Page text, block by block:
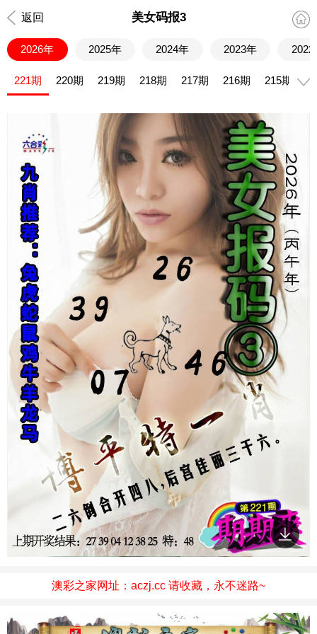
返回 美女码报3
2026年 2025年 2024年 2023年 2022
221期 220期 219期 218期 217期 216期 215期
澳彩之家网址：aczj.cc 请收藏，永不迷路~